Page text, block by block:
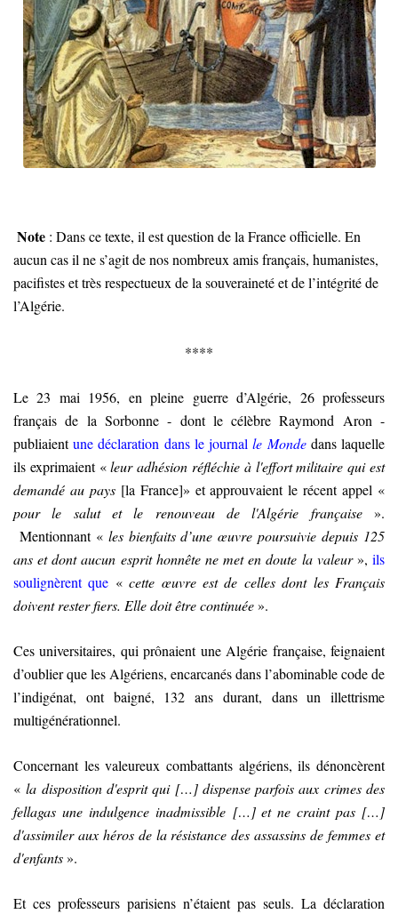
Note : Dans ce texte, il est question de la France officielle. En
aucun cas il ne s’agit de nos nombreux amis français, humanistes,
pacifistes et très respectueux de la souveraineté et de l’intégrité de
l’Algérie.
****
Le 23 mai 1956, en pleine guerre d’Algérie, 26 professeurs
français de la Sorbonne - dont le célèbre Raymond Aron -
publiaientune déclaration dans le journalle Mondedans laquelle
ils exprimaient «leur adhésion réfléchie à l'effort militaire qui est
demandé au pays[la France]» et approuvaient le récent appel «
pour le salut et le renouveau de l'Algérie française».
Mentionnant « les bienfaits d’une œuvre poursuivie depuis 125
ans et dont aucun esprit honnête ne met en doute la valeur»,ils
soulignèrent que «cette œuvre est de celles dont les Français
doivent rester fiers. Elle doit être continuée».
Ces universitaires, qui prônaient une Algérie française, feignaient
d’oublier que les Algériens, encarcanés dans l’abominable code de
l’indigénat, ont baigné, 132 ans durant, dans un illettrisme
multigénérationnel.
Concernant les valeureux combattants algériens, ils dénoncèrent
«la disposition d'esprit qui […] dispense parfois aux crimes des
fellagas une indulgence inadmissible […] et ne craint pas […]
d'assimiler aux héros de la résistance des assassins de femmes et
d'enfants».
Et ces professeurs parisiens n’étaient pas seuls. La déclaration